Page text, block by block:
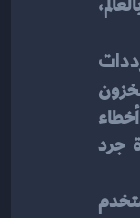
الشحن والاستلام، وتحسين دورة جرد